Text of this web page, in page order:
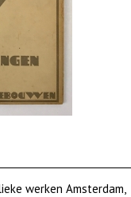
werken Amsterdam,